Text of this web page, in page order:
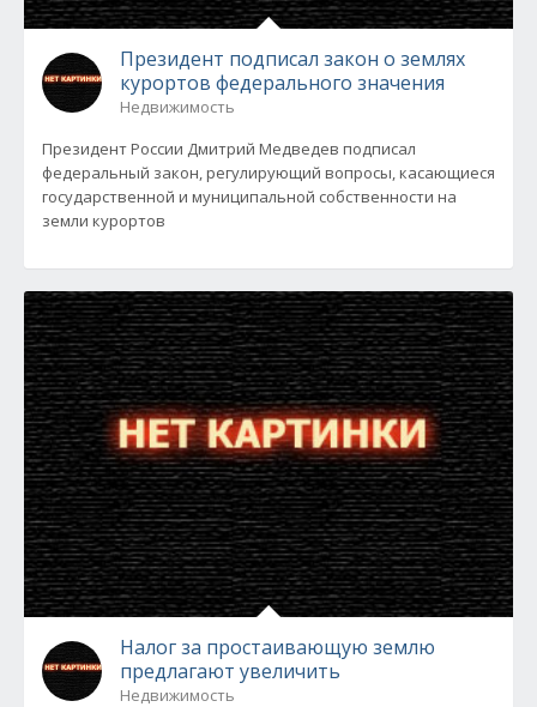
Президент подписал закон о землях
курортов федерального значения
Недвижимость
Президент России Дмитрий Медведев подписал
федеральный закон, регулирующий вопросы, касающиеся
государственной и муниципальной собственности на
земли курортов
Налог за простаивающую землю
предлагают увеличить
Недвижимость